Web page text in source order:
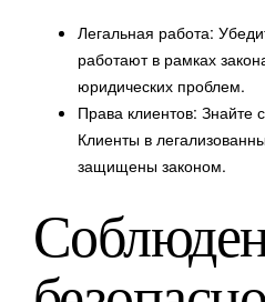
Легальная работа:
работают в рамках
юридических проблем.
Права клиентов: Знайте
Клиенты в
защищены законом.